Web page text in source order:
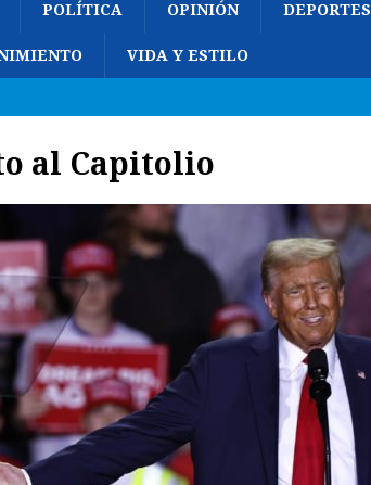
POLÍTICA OPINIÓN DEPORTES
VIDA Y ESTILO
al Capitolio